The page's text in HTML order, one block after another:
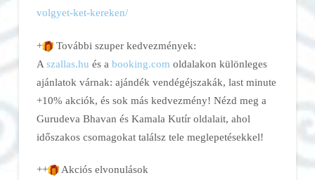
volgyet-ket-kereken/
+
További szuper kedvezmények:
A szallas.hu és a booking.com oldalakon különleges
ajánlatok várnak: ajándék vendégéjszakák, last minute
+10% akciók, és sok más kedvezmény! Nézd meg a
Gurudeva Bhavan és Kamala Kutír oldalait, ahol
időszakos csomagokat találsz tele meglepetésekkel!
++ Akciós elvonulások